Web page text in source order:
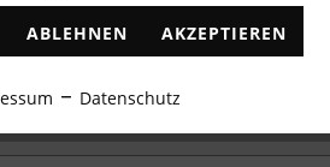
Inaktiv
Inaktiv
ABLEHNEN AKZEPTIEREN
Datenschutz